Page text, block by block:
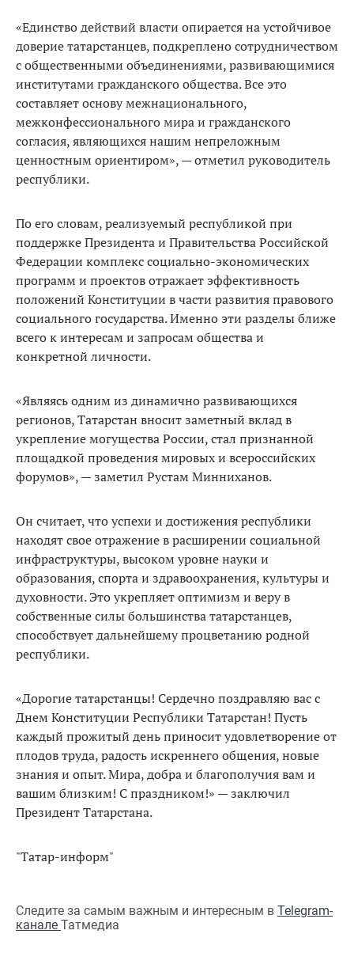
«Единство действий власти опирается на устойчивое
доверие татарстанцев, подкреплено сотрудничеством
с общественными объединениями, развивающимися
институтами гражданского общества. Все это
составляет основу межнационального,
межконфессионального мира и гражданского
согласия, являющихся нашим непреложным
ценностным ориентиром», — отметил руководитель
республики.
По его словам, реализуемый республикой при
поддержке Президента и Правительства Российской
Федерации комплекс социально-экономических
программ и проектов отражает эффективность
положений Конституции в части развития правового
социального государства. Именно эти разделы ближе
всего к интересам и запросам общества и
конкретной личности.
«Являясь одним из динамично развивающихся
регионов, Татарстан вносит заметный вклад в
укрепление могущества России, стал признанной
площадкой проведения мировых и всероссийских
форумов», — заметил Рустам Минниханов.
Он считает, что успехи и достижения республики
находят свое отражение в расширении социальной
инфраструктуры, высоком уровне науки и
образования, спорта и здравоохранения, культуры и
духовности. Это укрепляет оптимизм и веру в
собственные силы большинства татарстанцев,
способствует дальнейшему процветанию родной
республики.
«Дорогие татарстанцы! Сердечно поздравляю вас с
Днем Конституции Республики Татарстан! Пусть
каждый прожитый день приносит удовлетворение от
плодов труда, радость искреннего общения, новые
знания и опыт. Мира, добра и благополучия вам и
вашим близким! С праздником!» — заключил
Президент Татарстана.
"Татар-информ"
Следите за самым важным и интересным в Telegram-
канале Татмедиа